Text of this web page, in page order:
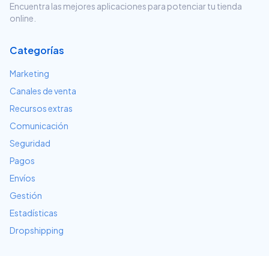
Encuentra las mejores aplicaciones para potenciar tu tienda
online.
Categorías
Marketing
Canales de venta
Recursos extras
Comunicación
Seguridad
Pagos
Envíos
Gestión
Estadísticas
Dropshipping